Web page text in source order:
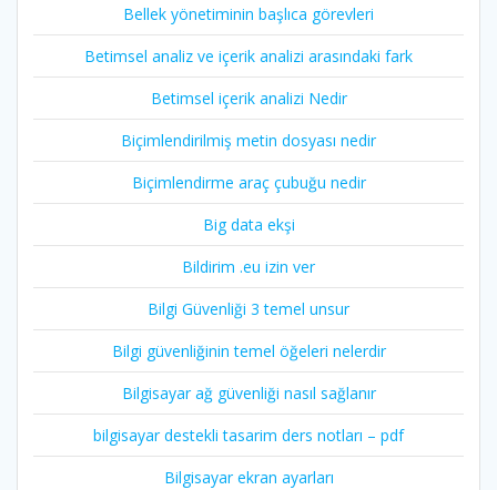
Bellek yönetiminin başlıca görevleri
Betimsel analiz ve içerik analizi arasındaki fark
Betimsel içerik analizi Nedir
Biçimlendirilmiş metin dosyası nedir
Biçimlendirme araç çubuğu nedir
Big data ekşi
Bildirim .eu izin ver
Bilgi Güvenliği 3 temel unsur
Bilgi güvenliğinin temel öğeleri nelerdir
Bilgisayar ağ güvenliği nasıl sağlanır
bilgisayar destekli tasarim ders notları – pdf
Bilgisayar ekran ayarları